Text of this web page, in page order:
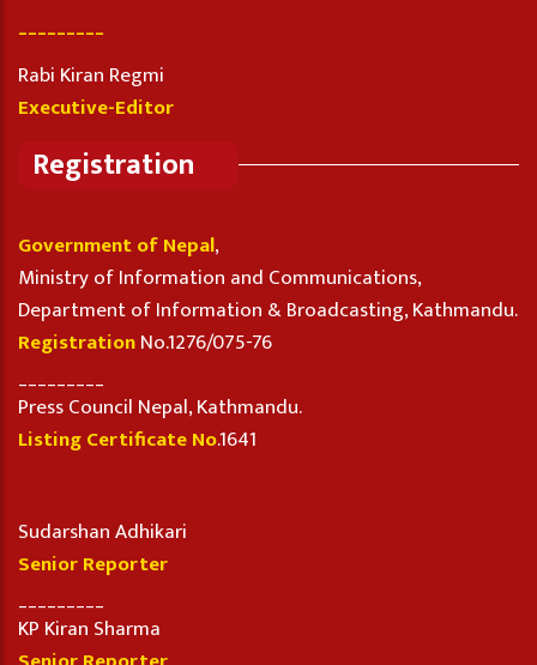
Rabi Kiran Regmi
Executive-Editor
Registration
Government of Nepal,
Ministry of Information and Communications,
Department of Information & Broadcasting, Kathmandu.
RegistrationNo.1276/075-76
Press Council Nepal, Kathmandu.
Listing Certificate No.1641
Sudarshan Adhikari
Senior Reporter
KP Kiran Sharma